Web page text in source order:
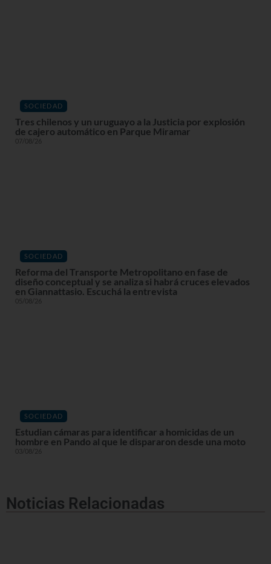
SOCIEDAD
Tres chilenos y un uruguayo a la Justicia por explosión
de cajero automático en Parque Miramar
07/08/26
SOCIEDAD
Reforma del Transporte Metropolitano en fase de
diseño conceptual y se analiza si habrá cruces elevados
en Giannattasio. Escuchá la entrevista
05/08/26
SOCIEDAD
Estudian cámaras para identificar a homicidas de un
hombre en Pando al que le dispararon desde una moto
03/08/26
Noticias Relacionadas